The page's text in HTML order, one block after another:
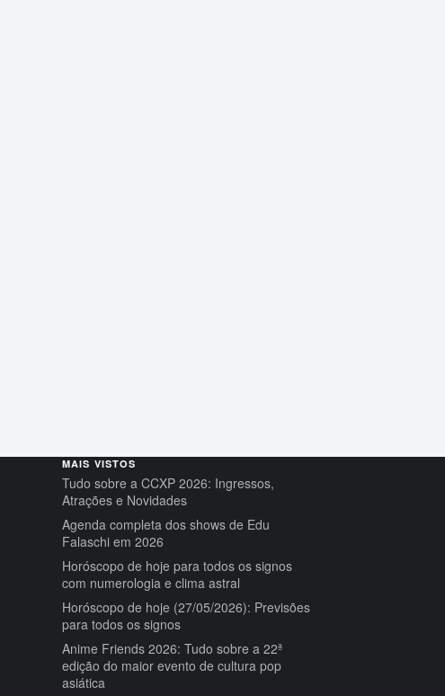
MAIS VISTOS
Tudo sobre a CCXP 2026: Ingressos,
Atrações e Novidades
Agenda completa dos shows de Edu
Falaschi em 2026
Horóscopo de hoje para todos os signos
com numerologia e clima astral
Horóscopo de hoje (27/05/2026): Previsões
para todos os signos
Anime Friends 2026: Tudo sobre a 22ª
edição do maior evento de cultura pop
asiática